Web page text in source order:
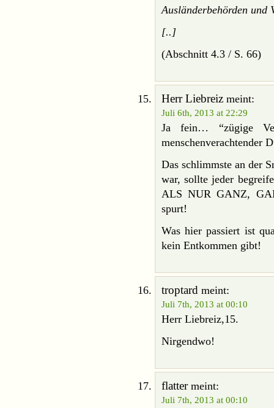
Ausländerbehörden und
[..]
(Abschnitt 4.3 / S. 66)
Herr Liebreiz meint:
Juli 6th, 2013 at 22:29
Ja fein… “zügige
menschenverachtender
Das schlimmste an der
war, sollte jeder
ALS NUR GANZ,
spurt!
Was hier passiert ist
kein Entkommen gibt!
troptard meint:
Juli 7th, 2013 at 00:10
Herr Liebreiz,15.
Nirgendwo!
flattermeint:
Juli 7th, 2013 at 00:10